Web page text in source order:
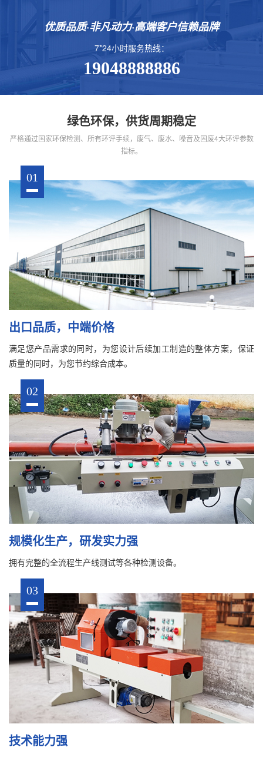
优质品质·非凡动力·高端客户信赖品牌
7*24小时服务热线：
19048888886
绿色环保，供货周期稳定
严格通过国家环保检测、所有环评手续，废气、废水、噪音及固废4大环评参数
指标。
01
出口品质，中端价格
满足您产品需求的同时，为您设计后续加工制造的整体方案，保证
质量的同时，为您节约综合成本。
02
规模化生产，研发实力强
拥有完整的全流程生产线测试等各种检测设备。
03
技术能力强